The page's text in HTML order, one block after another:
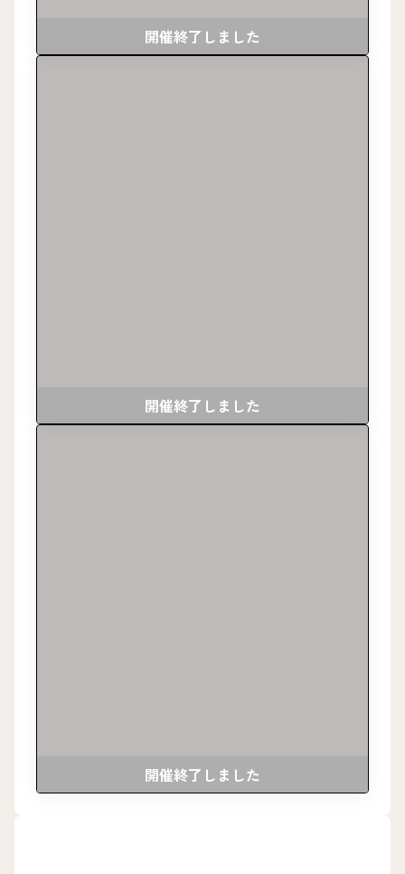
開催終了しました
開催終了しました
開催終了しました